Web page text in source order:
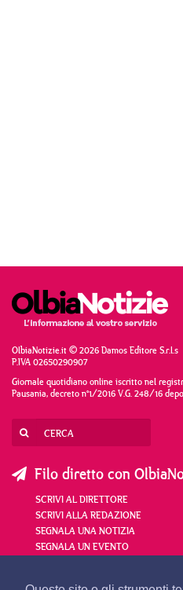
OlbiaNotizie.it © 2026 Damos Editore S.r.l.s
P.IVA 02650290907
Giornale quotidiano online iscritto nel
Pausania, decreto n°1/2016 V.G. 248/16
Filo diretto con
SCRIVI AL DIRETTORE
SCRIVI ALLA REDAZIONE
SEGNALA UNA NOTIZIA
SEGNALA UN EVENTO